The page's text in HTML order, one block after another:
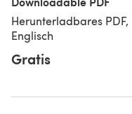
Herunterladbares PDF,
Englisch
Gratis